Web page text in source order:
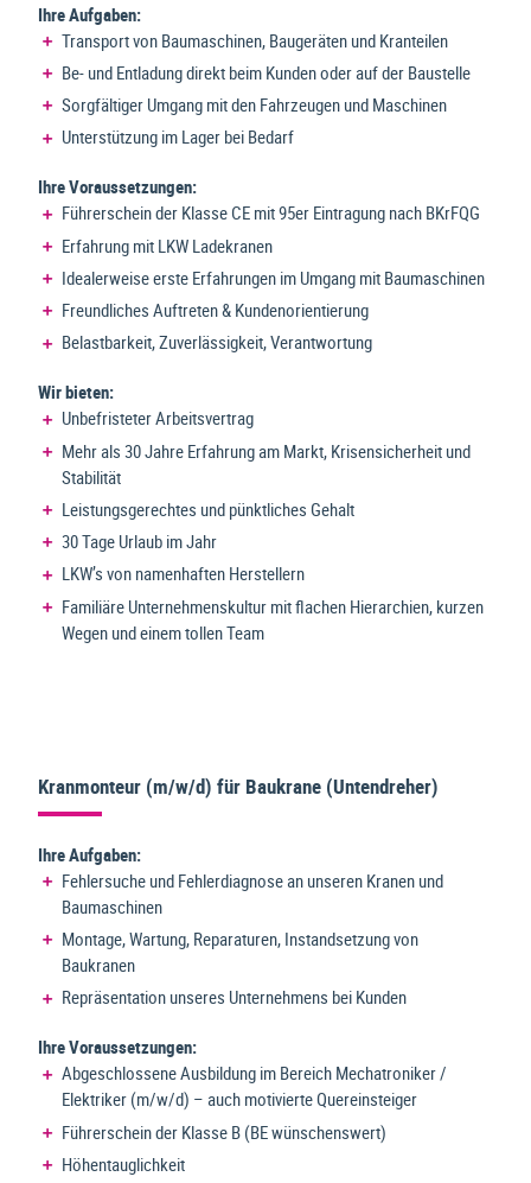
Ihre Aufgaben:
Transport von Baumaschinen, Baugeräten und Kranteilen
Be- und Entladung direkt beim Kunden oder auf der Baustelle
Sorgfältiger Umgang mit den Fahrzeugen und Maschinen
Unterstützung im Lager bei Bedarf
Ihre Voraussetzungen:
Führerschein der Klasse CE mit 95er Eintragung nach BKrFQG
Erfahrung mit LKW Ladekranen
Idealerweise erste Erfahrungen im Umgang mit Baumaschinen
Freundliches Auftreten & Kundenorientierung
Belastbarkeit, Zuverlässigkeit, Verantwortung
Wir bieten:
Unbefristeter Arbeitsvertrag
Mehr als 30 Jahre Erfahrung am Markt, Krisensicherheit und
Stabilität
Leistungsgerechtes und pünktliches Gehalt
30 Tage Urlaub im Jahr
LKW’s von namenhaften Herstellern
Familiäre Unternehmenskultur mit flachen Hierarchien, kurzen
Wegen und einem tollen Team
Kranmonteur (m/w/d) für Baukrane (Untendreher)
Ihre Aufgaben:
Fehlersuche und Fehlerdiagnose an unseren Kranen und
Baumaschinen
Montage, Wartung, Reparaturen, Instandsetzung von
Baukranen
Repräsentation unseres Unternehmens bei Kunden
Ihre Voraussetzungen:
Abgeschlossene Ausbildung im Bereich Mechatroniker /
Elektriker (m/w/d) – auch motivierte Quereinsteiger
Führerschein der Klasse B (BE wünschenswert)
Höhentauglichkeit